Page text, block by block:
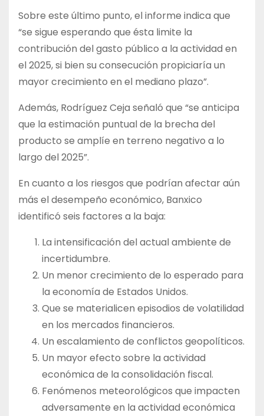
Sobre este último punto, el informe indica que
“se sigue esperando que ésta limite la
contribución del gasto público a la actividad en
el 2025, si bien su consecución propiciaría un
mayor crecimiento en el mediano plazo”.
Además, Rodríguez Ceja señaló que “se anticipa
que la estimación puntual de la brecha del
producto se amplíe en terreno negativo a lo
largo del 2025”.
En cuanto a los riesgos que podrían afectar aún
más el desempeño económico, Banxico
identificó seis factores a la baja:
La intensificación del actual ambiente de
incertidumbre.
Un menor crecimiento de lo esperado para
la economía de Estados Unidos.
Que se materialicen episodios de volatilidad
en los mercados financieros.
Un escalamiento de conflictos geopolíticos.
Un mayor efecto sobre la actividad
económica de la consolidación fiscal.
Fenómenos meteorológicos que impacten
adversamente en la actividad económica